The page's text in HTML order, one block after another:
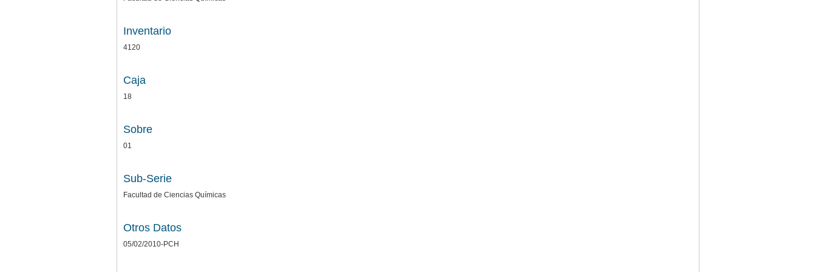
Inventario
4120
Caja
18
Sobre
01
Sub-Serie
Facultad de Ciencias Químicas
Otros Datos
05/02/2010-PCH